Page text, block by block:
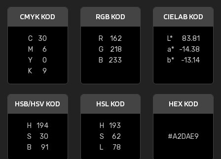
CMYK KOD
C
30
M
6
Y
0
K
9
RGB KOD
R
162
G
218
B
233
CIELAB KOD
L*
83.81
a*
-14.38
b*
-13.14
HSB/HSV KOD
H
194
S
30
B
91
HSL KOD
H
193
S
62
L
78
HEX KOD
#A2DAE9